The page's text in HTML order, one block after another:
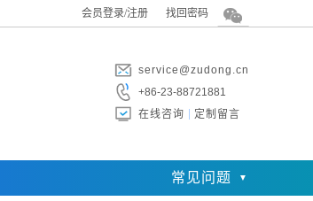
会员登录/注册 找回密码
service@zudong.cn
+86-23-88721881
在线咨询
定制留言
常见问题